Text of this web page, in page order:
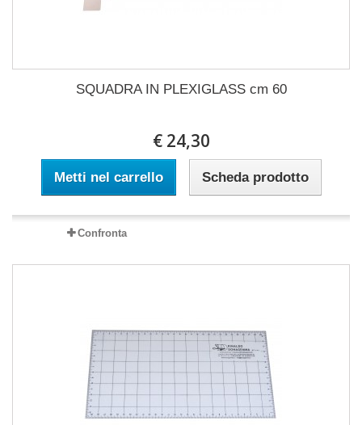
SQUADRA IN PLEXIGLASS cm 60
€ 24,30
Metti nel carrello Scheda prodotto
Confronta